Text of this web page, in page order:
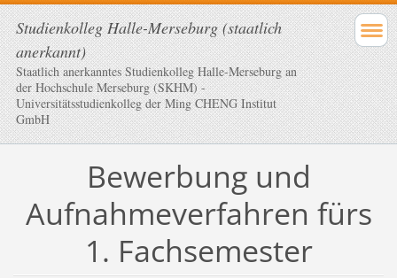
Studienkolleg Halle-Merseburg (staatlich
anerkannt)
Staatlich anerkanntes Studienkolleg Halle-Merseburg an
der Hochschule Merseburg (SKHM) -
Universitätsstudienkolleg der Ming CHENG Institut
GmbH
Bewerbung und
Aufnahmeverfahren fürs
1. Fachsemester